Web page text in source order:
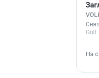
Golf
На